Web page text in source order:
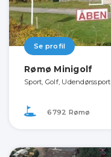
Se profil
Rømø Minigolf
Sport, Golf, Udendørssport
6792 Rømø